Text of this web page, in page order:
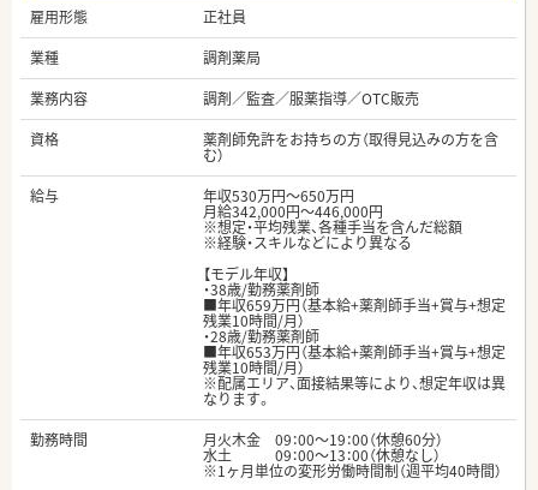
雇用形態
正社員
業種
調剤薬局
業務内容
調剤／監査／服薬指導／OTC販売
資格
薬剤師免許をお持ちの方（取得見込みの方を含
む）
給与
年収530万円～650万円
月給342,000円～446,000円
※想定・平均残業、各種手当を含んだ総額
※経験・スキルなどにより異なる
【モデル年収】
・38歳/勤務薬剤師
■年収659万円（基本給+薬剤師手当+賞与+想定
残業10時間/月）
・28歳/勤務薬剤師
■年収653万円（基本給+薬剤師手当+賞与+想定
残業10時間/月）
※配属エリア、面接結果等により、想定年収は異
なります。
勤務時間
月火木金 09：00～19：00（休憩60分）
水土 09：00～13：00（休憩なし）
※1ヶ月単位の変形労働時間制（週平均40時間）